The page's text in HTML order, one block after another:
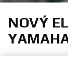
NOVÝ